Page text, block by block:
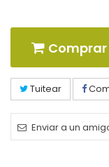
Comprar
Tuitear
Enviar a un